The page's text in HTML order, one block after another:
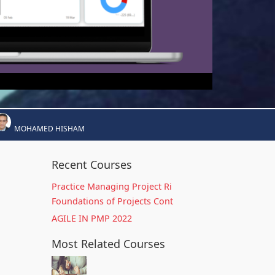
MOHAMED HISHAM
Recent Courses
Practice Managing Project Ri
Foundations of Projects Cont
AGILE IN PMP 2022
Most Related Courses